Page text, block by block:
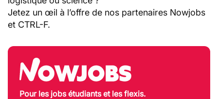
Jetez un œil à l’offre de nos partenaires Nowjobs
et CTRL-F.
Pour les jobs étudiants et les flexis.